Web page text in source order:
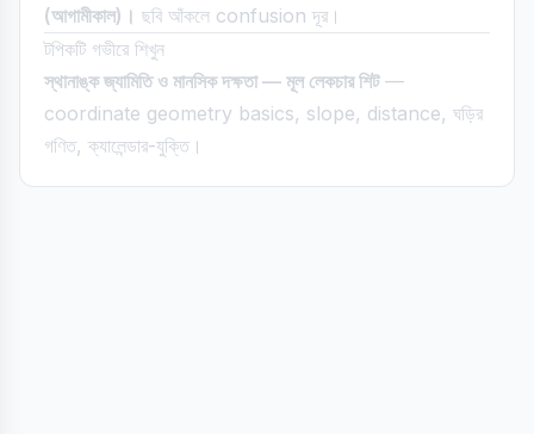
(আগামীকাল)। ছবি আঁকলে confusion দূর।
টপিকটি গভীরে শিখুন
স্থানাঙ্ক জ্যামিতি ও মানসিক দক্ষতা — মূল লেকচার শিট—
coordinate geometry basics, slope, distance, ঘড়ির
গণিত, ক্যালেন্ডার-যুক্তি।